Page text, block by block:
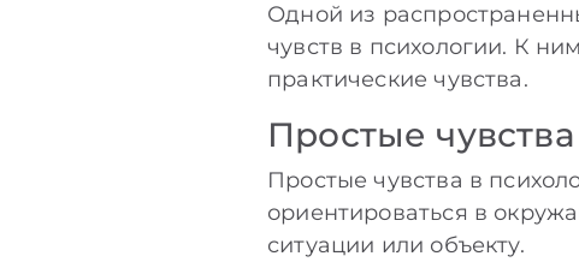
Одной из
чувств в психологии. К
практические чувства.
Простые
Простые чувства в
ориентироваться в
ситуации или объекту.